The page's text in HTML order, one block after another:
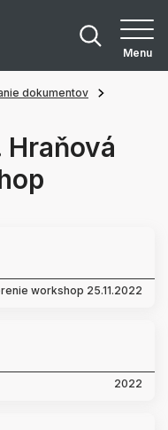
Menu
dokumentov
Hraňová
workshop 25.11.2022
2022